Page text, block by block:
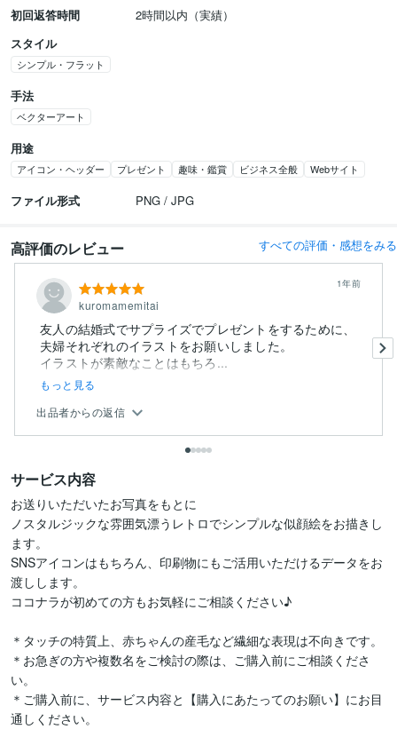
初回返答時間
2時間以内（実績）
スタイル
シンプル・フラット
手法
ベクターアート
用途
アイコン・ヘッダー プレゼント 趣味・鑑賞 ビジネス全般 Webサイト
ファイル形式 PNG / JPG
高評価のレビュー すべての評価・感想をみる
kuromamemitai
1年前
友人の結婚式でサプライズでプレゼントをするために、
夫婦それぞれのイラストをお願いしました。
イラストが素敵なことはもちろ...
もっと見る
出品者からの返信
サービス内容
お送りいただいたお写真をもとに
ノスタルジックな雰囲気漂うレトロでシンプルな似顔絵をお描きし
ます。
SNSアイコンはもちろん、印刷物にもご活用いただけるデータをお
渡しします。
ココナラが初めての方もお気軽にご相談ください♪
＊タッチの特質上、赤ちゃんの産毛など繊細な表現は不向きです。
＊お急ぎの方や複数名をご検討の際は、ご購入前にご相談くださ
い。
＊ご購入前に、サービス内容と【購入にあたってのお願い】にお目
通しください。